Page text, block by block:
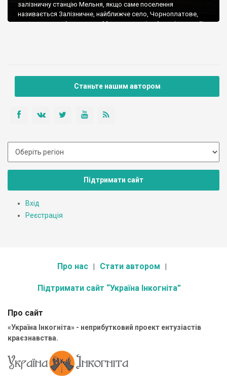
залізничну станцію Мельня, якщо саме поселення
називається Залізничне, найближче село, Чорноплатове,
знаходиться в 1 км, а село Мельня – далі, в 4 км від станції.
Станьте нашим автором
Підтримати сайт
Вхід
Реєстрація
Про нас Стати автором
Підтримати сайт “Україна Інкогніта”
Про сайт
«Україна Інкогніта» - неприбутковий проект ентузіастів
краєзнавства.